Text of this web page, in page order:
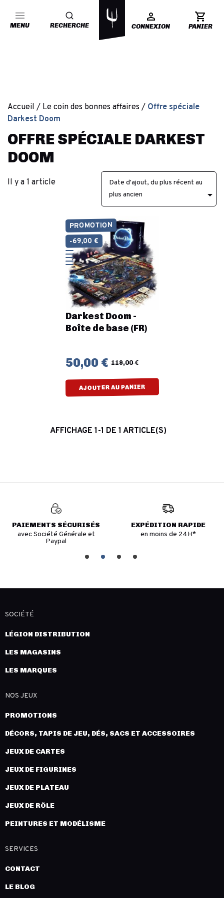
MENU RECHERCHE CONNEXION PANIER
Accueil Le coin des bonnes affaires
Offre spéciale
Darkest Doom
OFFRE SPÉCIALE DARKEST
DOOM
Il y a 1 article
Date d'ajout, du plus récent au
plus ancien

Darkest Doom -
Boîte de base (FR)
50,00 € 119,00 €
AJOUTER AU PANIER
PROMOTION
-69,00 €
AFFICHAGE 1-1 DE 1 ARTICLE(S)
PAIEMENTS SÉCURISÉS
avec Société Générale et
Paypal
EXPÉDITION RAPIDE
en moins de 24H*
SOCIÉTÉ
LÉGION DISTRIBUTION
LES MAGASINS
LES MARQUES
NOS JEUX
PROMOTIONS
DÉCORS, TAPIS DE JEU, DÉS, SACS ET ACCESSOIRES
JEUX DE CARTES
JEUX DE FIGURINES
JEUX DE PLATEAU
JEUX DE RÔLE
PEINTURES ET MODÉLISME
SERVICES
CONTACT
LE BLOG